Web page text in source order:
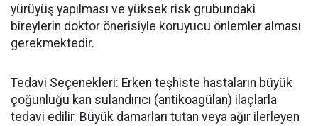
yürüyüş yapılması ve yüksek risk grubundaki
bireylerin doktor önerisiyle koruyucu önlemler alması
gerekmektedir.
Tedavi Seçenekleri: Erken teşhiste hastaların büyük
çoğunluğu kan sulandırıcı (antikoagülan) ilaçlarla
tedavi edilir. Büyük damarları tutan veya ağır ilerleyen